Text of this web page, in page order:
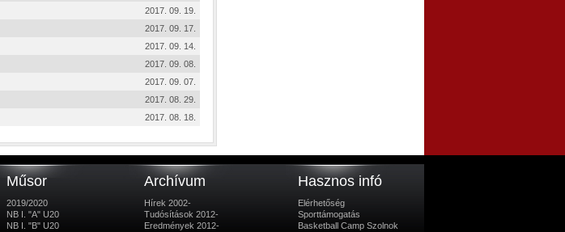
2017. 09. 19.
2017. 09. 17.
2017. 09. 14.
2017. 09. 08.
2017. 09. 07.
2017. 08. 29.
2017. 08. 18.
Műsor
2019/2020
NB I. "A" U20
NB I. "B" U20
Archívum
Hírek 2002-
Tudósítások 2012-
Eredmények 2012-
Hasznos infó
Elérhetőség
Sporttámogatás
Basketball Camp Szolnok